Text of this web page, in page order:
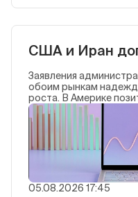
США и Иран
Заявления
обоим рынкам
роста. В Америке
отчеты.
05.08.2026 17:45